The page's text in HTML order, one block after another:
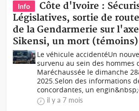
Info
Côte d'Ivoire :
Législatives, sortie de
de la Gendarmerie sur
Sikensi, un mort (témoins)
Le véhicule accidentéUn
survenu au sein des hommes
Maréchaussée le dimanche
2025.Selon des informations
concordantes, un
il y a 7 mois